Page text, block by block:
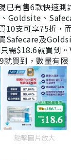
已有售6款快速測
Goldsite、
10支可享75折，
Safecare及
需$18.6就買到
買到，數量有限
點擊圖片放大